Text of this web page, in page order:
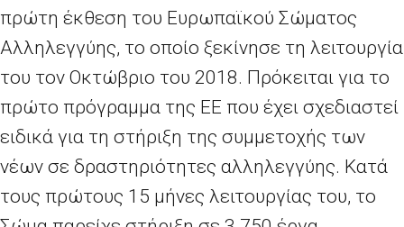
πρώτη έκθεση του Ευρωπαϊκού Σώματος
Αλληλεγγύης, το οποίο ξεκίνησε τη λειτουργία
του τον Οκτώβριο του 2018. Πρόκειται για το
πρώτο πρόγραμμα της ΕΕ που έχει σχεδιαστεί
ειδικά για τη στήριξη της συμμετοχής των
νέων σε δραστηριότητες αλληλεγγύης. Κατά
τους πρώτους 15 μήνες λειτουργίας του, το